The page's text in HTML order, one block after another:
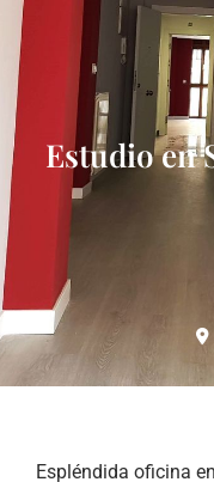
Estudio en
Espléndida oficina